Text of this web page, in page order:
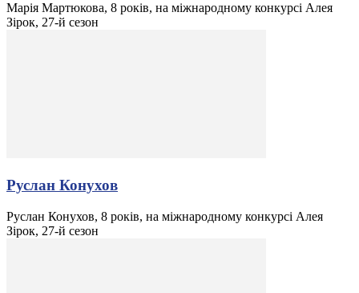
Марія Мартюкова, 8 років, на міжнародному конкурсі Алея
Зірок, 27-й сезон
Руслан Конухов
Руслан Конухов, 8 років, на міжнародному конкурсі Алея
Зірок, 27-й сезон